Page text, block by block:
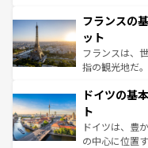
なお、新着の
しい。
文化が根付く
れる闘牛、そ
る。首都マド
アートに溢れ
せる。地方に
ンテンツ一覧
フランスの
ット
フランスは、
指の観光地だ
で、幅広い魅
聖堂、美しい
から魅了する
れ、フランス
ドイツの基
ト
ドイツは、豊
の中心に位置